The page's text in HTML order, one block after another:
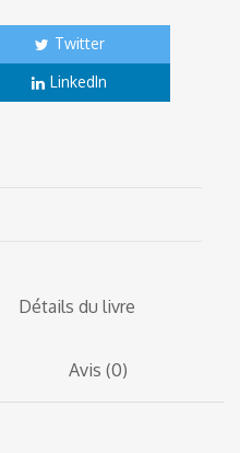
Twitter
LinkedIn
Détails du livre
Avis (0)